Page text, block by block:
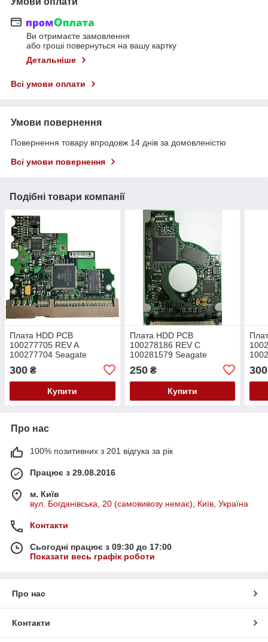
Ви отримаєте замовлення
або гроші повернуться на вашу картку
Детальніше
Всі умови оплати
Умови повернення
Повернення товару впродовж 14 днів за домовленістю
Всі умови повернення
Подібні товари компанії
Плата HDD PCB
100277705 REV A
100277704 Seagate
ST3120022A ST3160021A
300 ₴
Купити
Плата HDD PCB
100278186 REV C
100281579 Seagate
ST93015A ST94019A
ST94011A
250₴
Купити
300
Про нас
100% позитивних з 201 відгука за рік
Працює з 29.08.2016
м. Київ
вул. Богданівська, 20 (самовивозу немає), Київ, Україна
Контакти
Сьогодні працює з 09:30 до 17:00
Показати весь графік роботи
Про нас
Контакти